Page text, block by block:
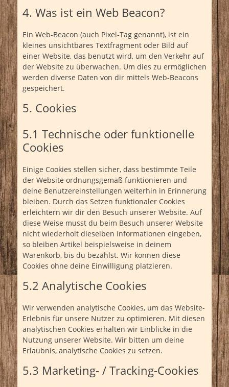
4. Was ist ein Web Beacon?
Ein Web-Beacon (auch Pixel-Tag genannt), ist ein
kleines unsichtbares Textfragment oder Bild auf
einer Website, das benutzt wird, um den Verkehr auf
der Website zu überwachen. Um dies zu ermöglichen
werden diverse Daten von dir mittels Web-Beacons
gespeichert.
5. Cookies
5.1 Technische oder funktionelle
Cookies
Einige Cookies stellen sicher, dass bestimmte Teile
der Website ordnungsgemäß funktionieren und
deine Benutzereinstellungen weiterhin in Erinnerung
bleiben. Durch das Setzen funktionaler Cookies
erleichtern wir dir den Besuch unserer Website. Auf
diese Weise musst du beim Besuch unserer Website
nicht wiederholt dieselben Informationen eingeben,
so bleiben Artikel beispielsweise in deinem
Warenkorb, bis du bezahlst. Wir können diese
Cookies ohne deine Einwilligung platzieren.
5.2 Analytische Cookies
Wir verwenden analytische Cookies, um das Website-
Erlebnis für unsere Nutzer zu optimieren. Mit diesen
analytischen Cookies erhalten wir Einblicke in die
Nutzung unserer Website. Wir bitten um deine
Erlaubnis, analytische Cookies zu setzen.
5.3 Marketing- / Tracking-Cookies